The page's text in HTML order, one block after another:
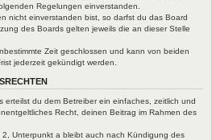
Regelungen einverstanden.
nicht einverstanden bist, so darfst du das Board
des Boards gelten jeweils die an dieser Stelle
Zeit geschlossen und kann von beiden
jederzeit gekündigt werden.
erteilst du dem Betreiber ein einfaches, zeitlich und
Recht, deinen Beitrag im Rahmen des
Unterpunkt a bleibt auch nach Kündigung des